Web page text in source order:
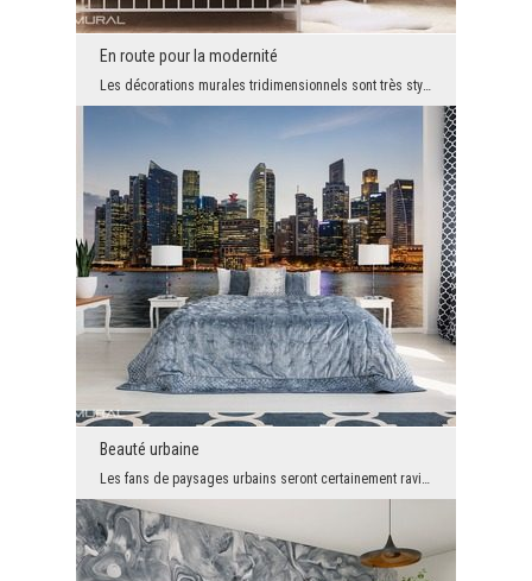
En route pour la modernité
Les décorations murales tridimensionnels sont très styles et en même temps elles élargissent opti...
Beauté urbaine
Les fans de paysages urbains seront certainement ravis en voyant cette composition impressionnant...